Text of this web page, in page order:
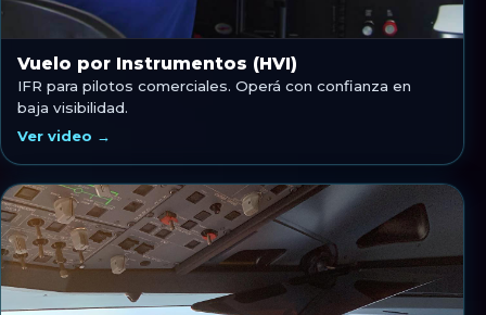
Vuelo por Instrumentos (HVI)
IFR para pilotos comerciales. Operá con confianza en
baja visibilidad.
Ver video →